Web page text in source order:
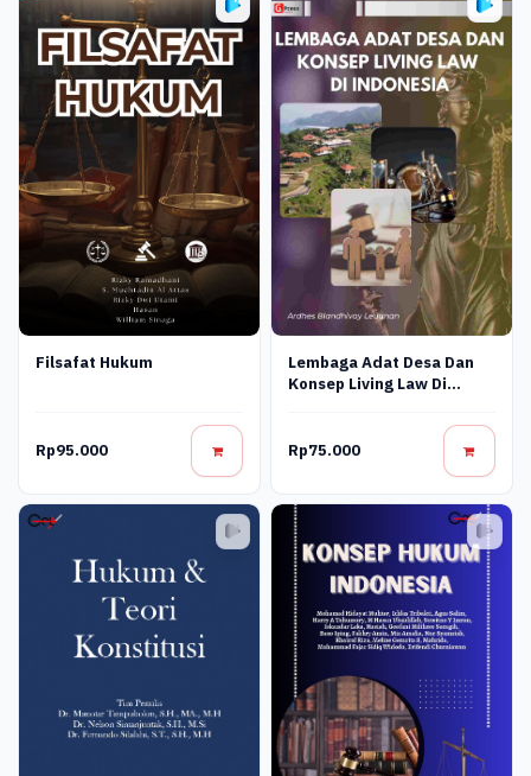
Filsafat Hukum
Rp95.000
Lembaga Adat Desa Dan
Konsep Living Law Di
Rp75.000